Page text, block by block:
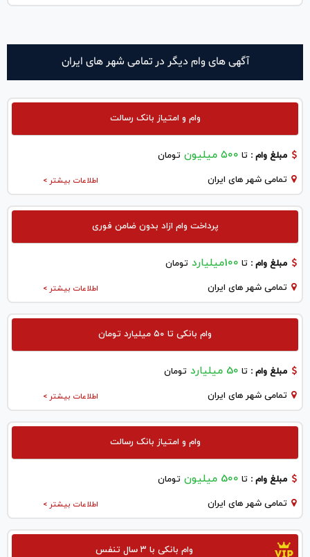
آگهی های وام دیگر در تمامی شهر های ایران
وام و امتیاز بانک رسالت
مبلغ وام : تا ۵۰۰ میلیون تومان
اطلاعات بیشتر > تمامی شهر های ایران
پرداخت وام ازاد بدون ضامن فوری
مبلغ وام : تا 100میلیارد تومان
اطلاعات بیشتر > تمامی شهر های ایران
وام بانکی تا ۵۰ میلیارد تومان
مبلغ وام : تا 50 میلیارد تومان
اطلاعات بیشتر > تمامی شهر های ایران
وام و امتیاز بانک رسالت
مبلغ وام : تا 500 میلیون تومان
اطلاعات بیشتر > تمامی شهر های ایران
وام بانکی با ۳ سال تنفس